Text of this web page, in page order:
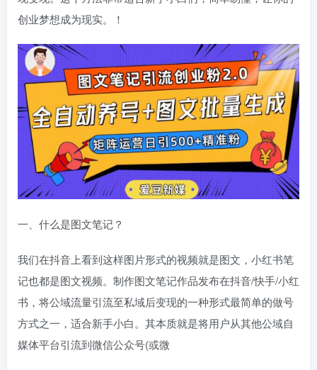
创业梦想成为现实。！
一、什么是图文笔记？
我们在抖音上看到这样图片形式的视频就是图文，小红书笔
记也都是图文视频。制作图文笔记作品发布在抖音/快手/小红
书，将公域流量引流至私域后变现的一种形式最简单的做号
方式之一，适合新手小白。其本质就是将用户从其他公域自
媒体平台引流到微信公众号(或微